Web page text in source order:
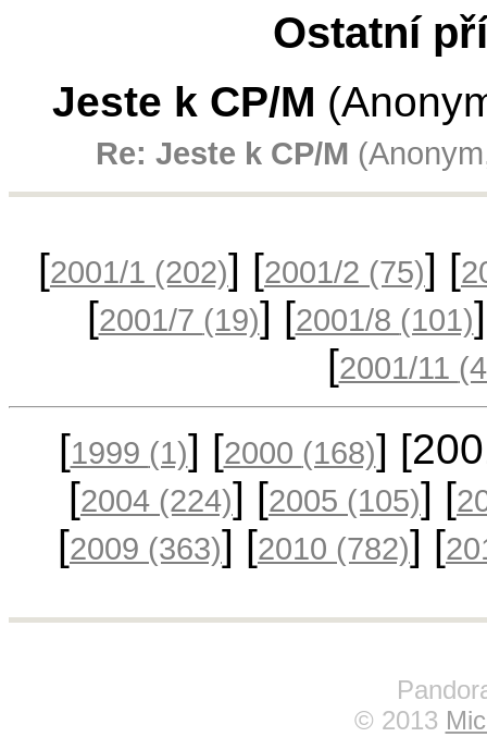
Ostatní
Jeste k CP/M
Re: Jeste k CP/M
[2001/1 (202)] [2001/2 (75)] [
[2001/7 (19)] [2001/8 (101)
[2001/11
[1999 (1)] [2000 (168)]
[2004 (224)] [2005 (105)] [
[2009 (363)] [2010 (782)] [
© 2013